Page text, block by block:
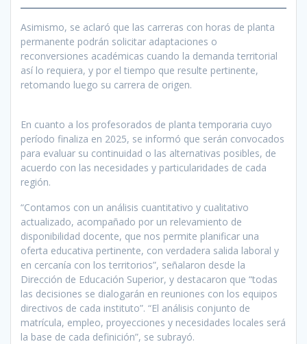
Asimismo, se aclaró que las carreras con horas de planta
permanente podrán solicitar adaptaciones o
reconversiones académicas cuando la demanda territorial
así lo requiera, y por el tiempo que resulte pertinente,
retomando luego su carrera de origen.
En cuanto a los profesorados de planta temporaria cuyo
período finaliza en 2025, se informó que serán convocados
para evaluar su continuidad o las alternativas posibles, de
acuerdo con las necesidades y particularidades de cada
región.
“Contamos con un análisis cuantitativo y cualitativo
actualizado, acompañado por un relevamiento de
disponibilidad docente, que nos permite planificar una
oferta educativa pertinente, con verdadera salida laboral y
en cercanía con los territorios”, señalaron desde la
Dirección de Educación Superior, y destacaron que “todas
las decisiones se dialogarán en reuniones con los equipos
directivos de cada instituto”. “El análisis conjunto de
matrícula, empleo, proyecciones y necesidades locales será
la base de cada definición”, se subrayó.